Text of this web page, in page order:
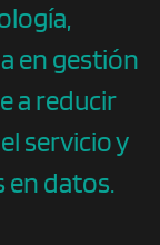
en gestión
a reducir
servicio y
en datos.